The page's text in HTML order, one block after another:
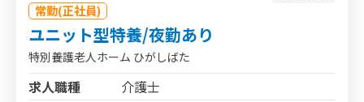
常勤(正社員)
ユニット型特養/夜勤あり
特別養護老人ホーム ひがしばた
求人職種
介護士